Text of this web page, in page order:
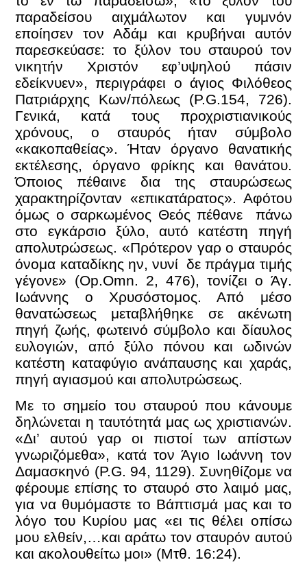
παραδείσου αιχμάλωτον και γυμνόν
εποίησεν τον Αδάμ και κρυβήναι αυτόν
παρεσκεύασε: το ξύλον του σταυρού τον
νικητήν Χριστόν εφ’υψηλού πάσιν
εδείκνυεν», περιγράφει ο άγιος Φιλόθεος
Πατριάρχης Κων/πόλεως (P.G.154, 726).
Γενικά, κατά τους προχριστιανικούς
χρόνους, ο σταυρός ήταν σύμβολο
«κακοπαθείας». Ήταν όργανο θανατικής
εκτέλεσης, όργανο φρίκης και θανάτου.
Όποιος πέθαινε δια της σταυρώσεως
χαρακτηρίζονταν «επικατάρατος». Αφότου
όμως ο σαρκωμένος Θεός πέθανε πάνω
στο εγκάρσιο ξύλο, αυτό κατέστη πηγή
απολυτρώσεως. «Πρότερον γαρ ο σταυρός
όνομα καταδίκης ην, νυνί δε πράγμα τιμής
γέγονε» (Op.Omn. 2, 476), τονίζει ο Άγ.
Ιωάννης ο Χρυσόστομος. Από μέσο
θανατώσεως μεταβλήθηκε σε ακένωτη
πηγή ζωής, φωτεινό σύμβολο και δίαυλος
ευλογιών, από ξύλο πόνου και ωδινών
κατέστη καταφύγιο ανάπαυσης και χαράς,
πηγή αγιασμού και απολυτρώσεως.
Με το σημείο του σταυρού που κάνουμε
δηλώνεται η ταυτότητά μας ως χριστιανών.
«Δι’ αυτού γαρ οι πιστοί των απίστων
γνωριζόμεθα», κατά τον Άγιο Ιωάννη τον
Δαμασκηνό (P.G. 94, 1129). Συνηθίζομε να
φέρουμε επίσης το σταυρό στο λαιμό μας,
για να θυμόμαστε το Βάπτισμά μας και το
λόγο του Κυρίου μας «ει τις θέλει οπίσω
μου ελθείν,…και αράτω τον σταυρόν αυτού
και ακολουθείτω μοι» (Μτθ. 16:24).